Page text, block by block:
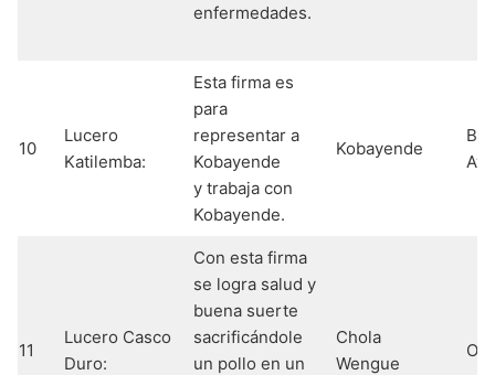
enfermedades.
10
Lucero
Katilemba:
Esta firma es
para
representar a
Kobayende
y trabaja con
Kobayende.
Kobayende
Ayé
11
Lucero Casco
Duro:
Con esta firma
se logra salud y
buena suerte
sacrificándole
un pollo en un
Chola
Wengue